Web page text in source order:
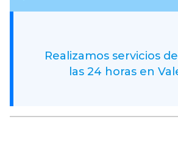
Realizamos servicios
las 24 horas en